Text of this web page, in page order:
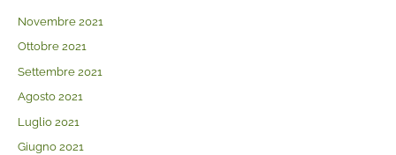
Novembre 2021
Ottobre 2021
Settembre 2021
Agosto 2021
Luglio 2021
Giugno 2021